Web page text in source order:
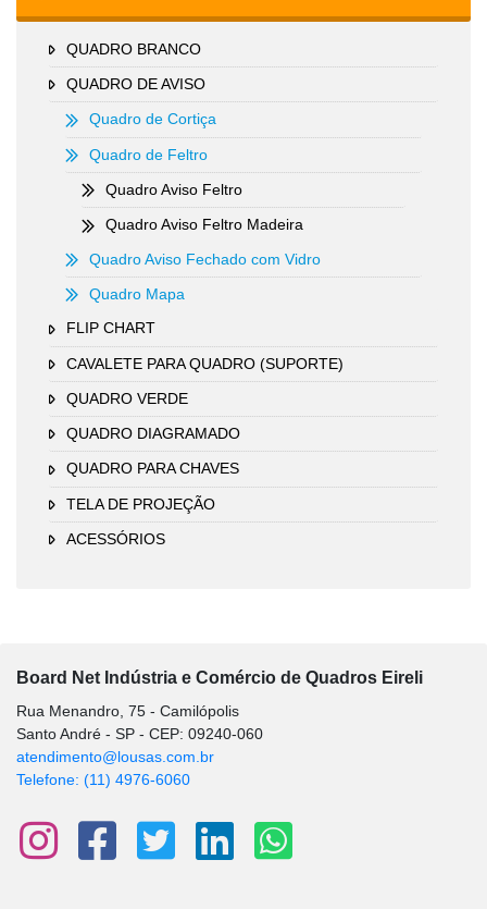
QUADRO BRANCO
QUADRO DE AVISO
Quadro de Cortiça
Quadro de Feltro
Quadro Aviso Feltro
Quadro Aviso Feltro Madeira
Quadro Aviso Fechado com Vidro
Quadro Mapa
FLIP CHART
CAVALETE PARA QUADRO (SUPORTE)
QUADRO VERDE
QUADRO DIAGRAMADO
QUADRO PARA CHAVES
TELA DE PROJEÇÃO
ACESSÓRIOS
Board Net Indústria e Comércio de Quadros Eireli
Rua Menandro, 75 - Camilópolis
Santo André - SP - CEP: 09240-060
atendimento@lousas.com.br
Telefone: (11) 4976-6060